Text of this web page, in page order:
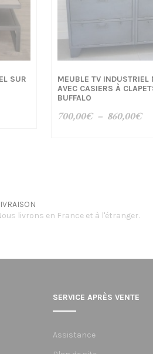
SUR
MEUBLE TV INDUSTRIEL
AVEC CASIERS À
BUFFALO
700,00€ – 860,00€
livrons en France et à l'étranger.
SERVICE APRÈS VENTE
Assistance